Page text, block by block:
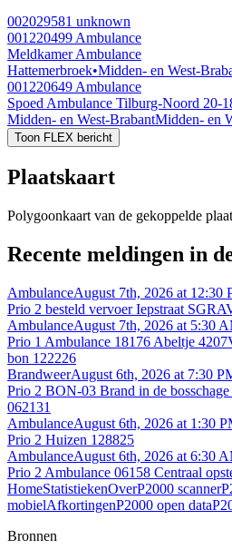
002029581 unknown
001220499 Ambulance
Meldkamer Ambulance
Hattemerbroek•Midden- en West-
001220649 Ambulance
Spoed Ambulance Tilburg-Noord 20-
Midden- en West-BrabantMidden- en
Toon FLEX bericht
Plaatskaart
Polygoonkaart van de gekoppelde
Recente meldingen in
AmbulanceAugust 7th, 2026 at 12:30
Prio 2 besteld vervoer Iepstraat
AmbulanceAugust 7th, 2026 at 5:30
Prio 1 Ambulance 18176 Abeltje
bon 122226
BrandweerAugust 6th, 2026 at 7:30
Prio 2 BON-03 Brand in de bosschage
062131
AmbulanceAugust 6th, 2026 at 1:30
Prio 2 Huizen 128825
AmbulanceAugust 6th, 2026 at 6:30
Prio 2 Ambulance 06158 Centraal
HomeStatistiekenOverP2000 scanner
mobielAfkortingenP2000 open data
Bronnen